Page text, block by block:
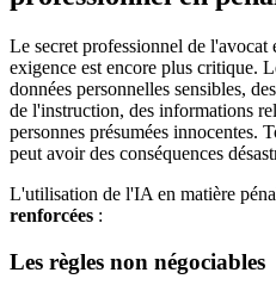
Le secret professionnel de l'avocat
exigence est encore plus critique.
données personnelles sensibles,
de l'instruction, des informations
personnes présumées innocentes.
peut avoir des conséquences
L'utilisation de l'IA en matière
renforcées :
Les règles non négociables